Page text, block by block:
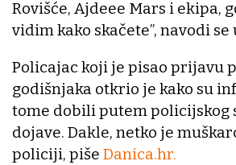
Rovišće, Ajdeee Mars i ekipa,
vidim kako skačete”, navodi
Policajac koji je pisao prijavu
godišnjaka otkrio je kako su
tome dobili putem policijskog
dojave. Dakle, netko je
policiji, piše Danica.hr.